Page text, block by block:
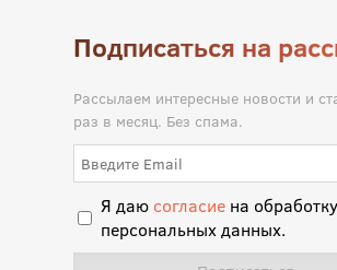
Подписаться на
Рассылаем интересные новости и
раз в месяц. Без спама.
Я даю согласиена
персональных данных.